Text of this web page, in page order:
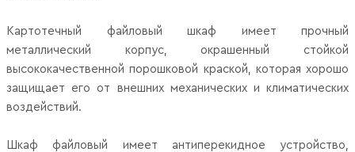
Картотечный файловый шкаф имеет прочный
металлический корпус, окрашенный стойкой
высококачественной порошковой краской, которая хорошо
защищает его от внешних механических и климатических
воздействий.
Шкаф файловый имеет антиперекидное устройство,